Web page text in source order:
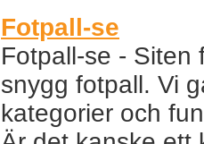
Fotpall-se
Fotpall-se - Siten
snygg fotpall. Vi
kategorier och